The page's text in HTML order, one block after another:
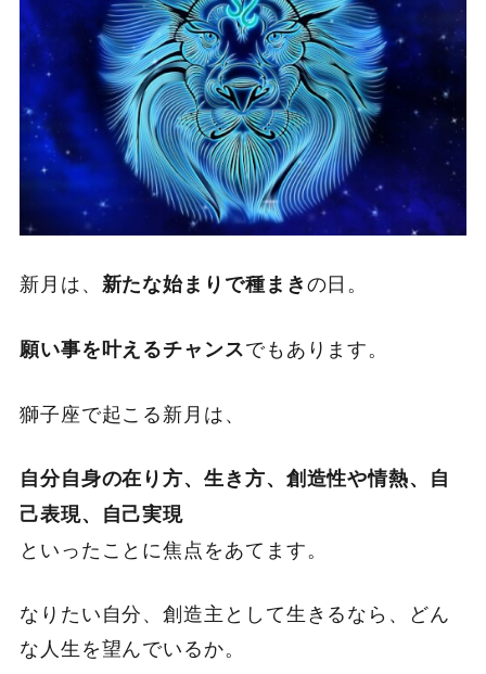
新月は、 新たな始まりで種まきの日。
願い事を叶えるチャンスでもあります。
獅子座で起こる新月は、
自分自身の在り方、生き方、創造性や情熱、自
己表現、自己実現
といったことに焦点をあてます。
なりたい自分、創造主として生きるなら、どん
な人生を望んでいるか。